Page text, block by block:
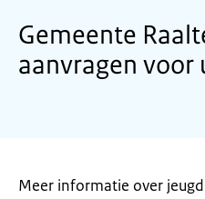
Gemeente
aanvragen voor
Meer informatie over